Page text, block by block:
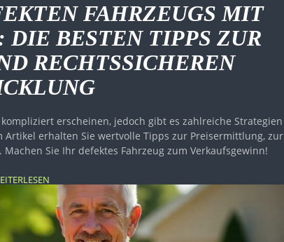
FAHRZEUGS MIT
DIE BESTEN TIPPS ZUR
RECHTSSICHEREN
erscheinen, jedoch gibt es zahlreiche Strategien
erhalten Sie wertvolle Tipps zur Preisermittlung, zur
Sie Ihr defektes Fahrzeug zum Verkaufsgewinn!